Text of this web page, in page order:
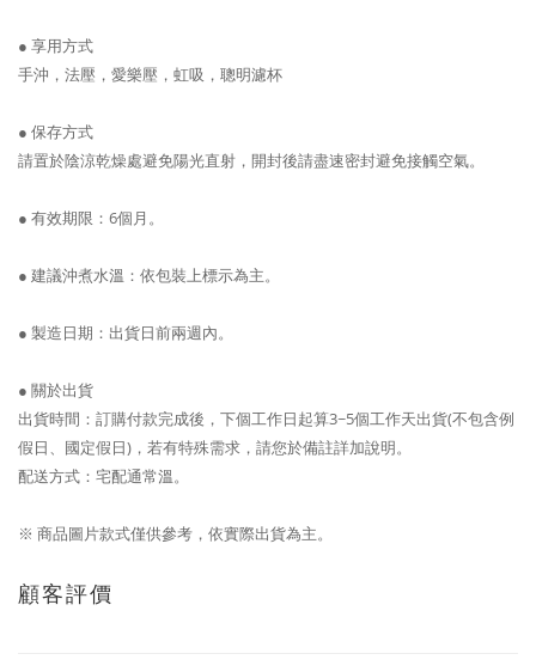
● 享用方式
手沖，法壓，愛樂壓，虹吸，聰明濾杯
● 保存方式
請置於陰涼乾燥處避免陽光直射，開封後請盡速密封避免接觸空氣。
● 有效期限 ：6個月。
● 建議沖煮水溫：依包裝上標示為主。
● 製造日期：出貨日前兩週內。
● 關於出貨
出貨時間：訂購付款完成後，下個工作日起算3~5個工作天出貨(不包含例
假日、國定假日)，若有特殊需求，請您於備註詳加說明。
配送方式：宅配通常溫。
※ 商品圖片款式僅供參考，依實際出貨為主。
顧客評價